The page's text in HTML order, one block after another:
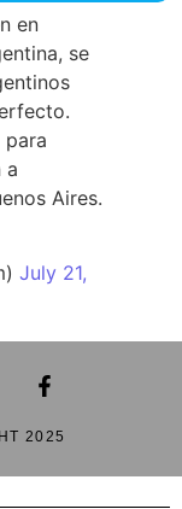
en
se
a
Aires.
July 21,
2025